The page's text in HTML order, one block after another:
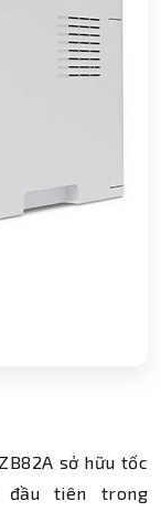
sở hữu tốc
tiên trong